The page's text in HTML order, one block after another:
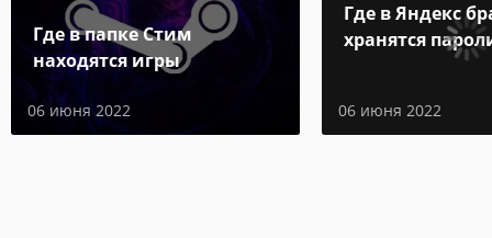
Где в папке Стим
находятся игры
06 июня 2022
Где в Яндекс
хранятся
06 июня 2022